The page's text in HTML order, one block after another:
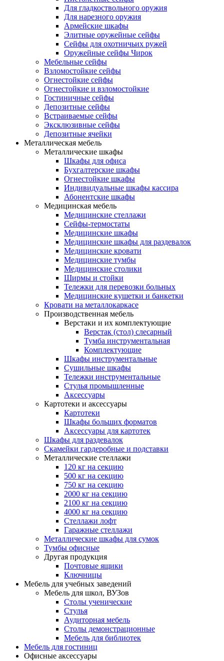
Для гладкоствольного оружия
Для нарезного оружия
Армейские шкафы
Элитные оружейные сейфы
Сейфы для охотничьих ружей
Оружейные сейфы Чирок
Мебельные сейфы
Взломостойкие сейфы
Огнестойкие сейфы
Огнестойкие и взломостойкие
Гостиничные сейфы
Депозитные сейфы
Встраиваемые сейфы
Эксклюзивные сейфы
Депозитные ячейки
Металлическая мебель
Металлические шкафы
Шкафы для офиса
Бухгалтерские шкафы
Огнестойкие шкафы
Индивидуальные шкафы кассира
Абонентские шкафы
Медицинская мебель
Медицинские стеллажи
Сейфы-термостаты
Медицинские шкафы
Медицинские шкафы для раздевалок
Медицинские кровати
Медицинские тумбы
Медицинские столики
Ширмы и стойки
Тележки для перевозки больных
Медицинские кушетки и банкетки
Кровати на металлокаркасе
Производственная мебель
Верстаки и их комплектующие
Верстак (стол) слесарный
Тумба инструментальная
Комплектующие
Шкафы инструментальные
Сушильные шкафы
Тележки инструментальные
Стулья промышленные
Аксессуары
Картотеки и аксессуары
Картотеки
Шкафы больших форматов
Аксессуары для картотек
Шкафы для раздевалок
Скамейки гардеробные и подставки
Металлические стеллажи
120 кг на секцию
500 кг на секцию
750 кг на секцию
2000 кг на секцию
2100 кг на секцию
4000 кг на секцию
Стеллажи лофт
Гаражные стеллажи
Металлические шкафы для сумок
Тумбы офисные
Другая продукция
Почтовые ящики
Ключницы
Мебель для учебных заведений
Мебель для школ, ВУЗов
Столы ученические
Стулья
Аудиторная мебель
Столы демонстрационные
Мебель для библиотек
Мебель для гостиниц
Офисные аксессуары